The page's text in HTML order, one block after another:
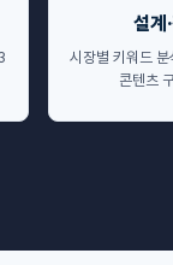
설계
시장별 키워드
콘텐츠